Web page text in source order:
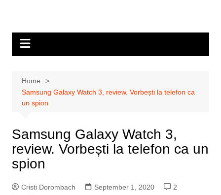
Home
Samsung Galaxy Watch 3, review. Vorbești la telefon ca
un spion
Samsung Galaxy Watch 3,
review. Vorbești la telefon ca un
spion
Cristi Dorombach September 1, 2020
2